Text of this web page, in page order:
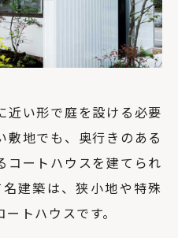
近い形で庭を設ける必要
敷地でも、奥行きのある
コートハウスを建てられ
建築は、狭小地や特殊
トハウスです。